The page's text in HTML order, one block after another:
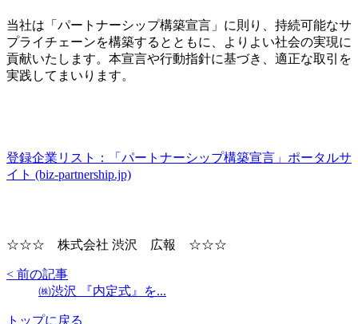
当社は「パートナーシップ構築宣言」に則り、持続可能なサ
プライチェーンを構築するとともに、よりよい社会の実現に
貢献いたします。本宣言や行動指針に基づき、適正な取引を
実践してまいります。
登録企業リスト：「パートナーシップ構築宣言」ポータルサ
イト (biz-partnership.jp)
☆☆☆ 株式会社 渋沢 広報 ☆☆☆
< 前の記事
㈱渋沢 『内定式』を...
トップに戻る